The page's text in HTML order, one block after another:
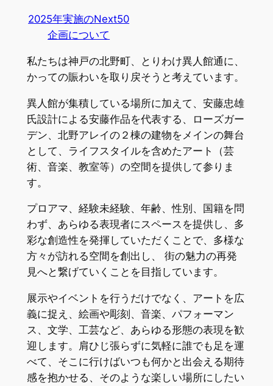
2025年実施のNext50
企画について
私たちは神戸の北野町、とりわけ異人館通に、
かっての賑わいを取り戻そうと考えています。
異人館が集積している場所に加えて、安藤忠雄
氏設計による安藤作品を代表する、ローズガー
デン、北野アレイの２棟の建物をメインの舞台
として、ライフスタイルを含めたアート（芸
術、音楽、教室等）の空間を提供して参りま
す。
プロアマ、経験未経験、年齢、性別、国籍を問
わず、あらゆる表現者にスペースを提供し、多
彩な創造性を発揮していただくことで、多様な
方々が訪れる空間を創出し、 街の魅力の再発
見へと繋げていくことを目指しています。
展示やイベントを行うだけでなく、アートを広
義に捉え、絵画や彫刻、音楽、パフォーマン
ス、文学、工芸など、あらゆる形態の表現を歓
迎します。肩ひじ張らずに気軽に誰でも足を運
べて、そこに行けばいつも何かと出会える期待
感を抱かせる、そのような楽しい場所にしたい